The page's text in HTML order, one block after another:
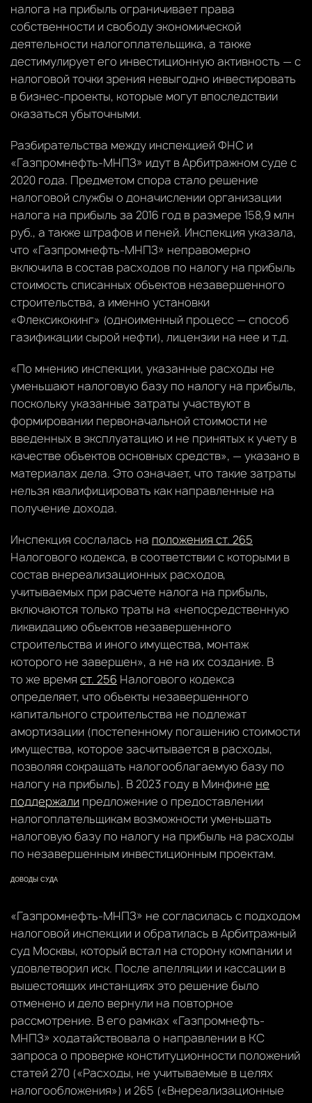
налога на прибыль ограничивает права
собственности и свободу экономической
деятельности налогоплательщика, а также
дестимулирует его инвестиционную активность — с
налоговой точки зрения невыгодно инвестировать
в бизнес-проекты, которые могут впоследствии
оказаться убыточными.
Разбирательства между инспекцией ФНС и
«Газпромнефть-МНПЗ» идут в Арбитражном суде с
2020 года. Предметом спора стало решение
налоговой службы о доначислении организации
налога на прибыль за 2016 год в размере 158,9 млн
руб., а также штрафов и пеней. Инспекция указала,
что «Газпромнефть-МНПЗ» неправомерно
включила в состав расходов по налогу на прибыль
стоимость списанных объектов незавершенного
строительства, а именно установки
«Флексикокинг» (одноименный процесс — способ
газификации сырой нефти), лицензии на нее и т.д.
«По мнению инспекции, указанные расходы не
уменьшают налоговую базу по налогу на прибыль,
поскольку указанные затраты участвуют в
формировании первоначальной стоимости не
введенных в эксплуатацию и не принятых к учету в
качестве объектов основных средств», — указано в
материалах дела. Это означает, что такие затраты
нельзя квалифицировать как направленные на
получение дохода.
Инспекция сослалась на положения ст. 265
Налогового кодекса, в соответствии с которыми в
состав внереализационных расходов,
учитываемых при расчете налога на прибыль,
включаются только траты на «непосредственную
ликвидацию объектов незавершенного
строительства и иного имущества, монтаж
которого не завершен», а не на их создание. В
то же время ст. 256 Налогового кодекса
определяет, что объекты незавершенного
капитального строительства не подлежат
амортизации (постепенному погашению стоимости
имущества, которое засчитывается в расходы,
позволяя сокращать налогооблагаемую базу по
налогу на прибыль). В 2023 году в Минфине не
поддержали предложение о предоставлении
налогоплательщикам возможности уменьшать
налоговую базу по налогу на прибыль на расходы
по незавершенным инвестиционным проектам.
ДОВОДЫ СУДА
«Газпромнефть-МНПЗ» не согласилась с подходом
налоговой инспекции и обратилась в Арбитражный
суд Москвы, который встал на сторону компании и
удовлетворил иск. После апелляции и кассации в
вышестоящих инстанциях это решение было
отменено и дело вернули на повторное
рассмотрение. В его рамках «Газпромнефть-
МНПЗ» ходатайствовала о направлении в КС
запроса о проверке конституционности положений
статей 270 («Расходы, не учитываемые в целях
налогообложения») и 265 («Внереализационные